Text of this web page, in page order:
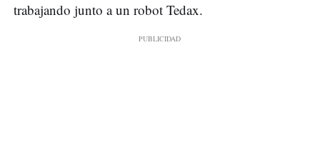
trabajando junto a un robot Tedax.